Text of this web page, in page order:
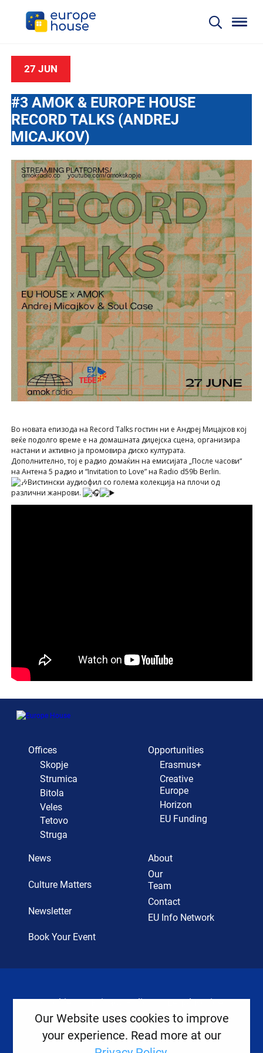
27 JUN
#3 AMOK & EUROPE HOUSE
RECORD TALKS (ANDREJ
MICAJKOV)
Во новата епизода на Record Talks гостин ни e Андреј Мицајков кој
веќе подолго време е на домашната диџејска сцена, организира
настани и активно ја промовира диско културата.
Дополнително, тој е радио домаќин на емисијата „После часови“
на Антена 5 радио и “Invitation to Love” на Radio d59b Berlin.
Вистински аудиофил со голема колекција на плочи од
различни жанрови.
Offices
Skopje
Strumica
Bitola
Veles
Tetovo
Struga
Opportunities
Erasmus+
Creative
Europe
Horizon
EU Funding
News
Culture Matters
Newsletter
Book Your Event
About
Our
Team
Contact
EU Info Network
Copyright ©2026Europe House
Cookies Privacy Policy Legal Notice
Our Website uses cookies to improve
your experience. Read more at our